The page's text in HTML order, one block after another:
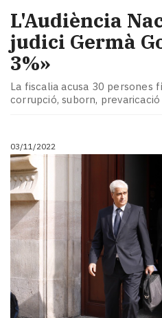
L'Audiència
judici Germà
3%»
La fiscalia acusa 30 persones
corrupció, suborn,
03/11/2022